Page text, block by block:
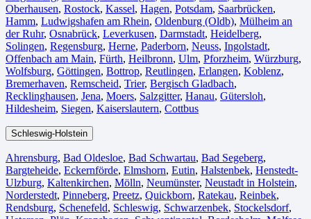
Oberhausen⁠, Rostock⁠, Kassel⁠, Hagen, Potsdam, Saarbrücken⁠,
Hamm, Ludwigshafen am Rhein⁠, Oldenburg (Oldb), Mülheim an
der Ruhr, Osnabrück⁠, Leverkusen, Darmstadt⁠, Heidelberg,
Solingen, Regensburg, Herne⁠, Paderborn, Neuss, Ingolstadt,
Offenbach am Main, Fürth⁠, Heilbronn, Ulm⁠, Pforzheim, Würzburg,
Wolfsburg⁠, Göttingen, Bottrop, Reutlingen, Erlangen⁠, Koblenz,
Bremerhaven⁠, Remscheid, Trier⁠, Bergisch Gladbach,
Recklinghausen, Jena⁠, Moers⁠, Salzgitter⁠, Hanau, Gütersloh,
Hildesheim⁠, Siegen⁠, Kaiserslautern⁠, Cottbus⁠
Schleswig-Holstein
Ahrensburg, Bad Oldesloe, Bad Schwartau, Bad Segeberg,
Bargteheide, Eckernförde, Elmshorn, Eutin, Halstenbek, Henstedt-
Ulzburg, Kaltenkirchen, Mölln, Neumünster, Neustadt in Holstein,
Norderstedt, Pinneberg, Preetz, Quickborn, Ratekau, Reinbek,
Rendsburg, Schenefeld, Schleswig, Schwarzenbek, Stockelsdorf,